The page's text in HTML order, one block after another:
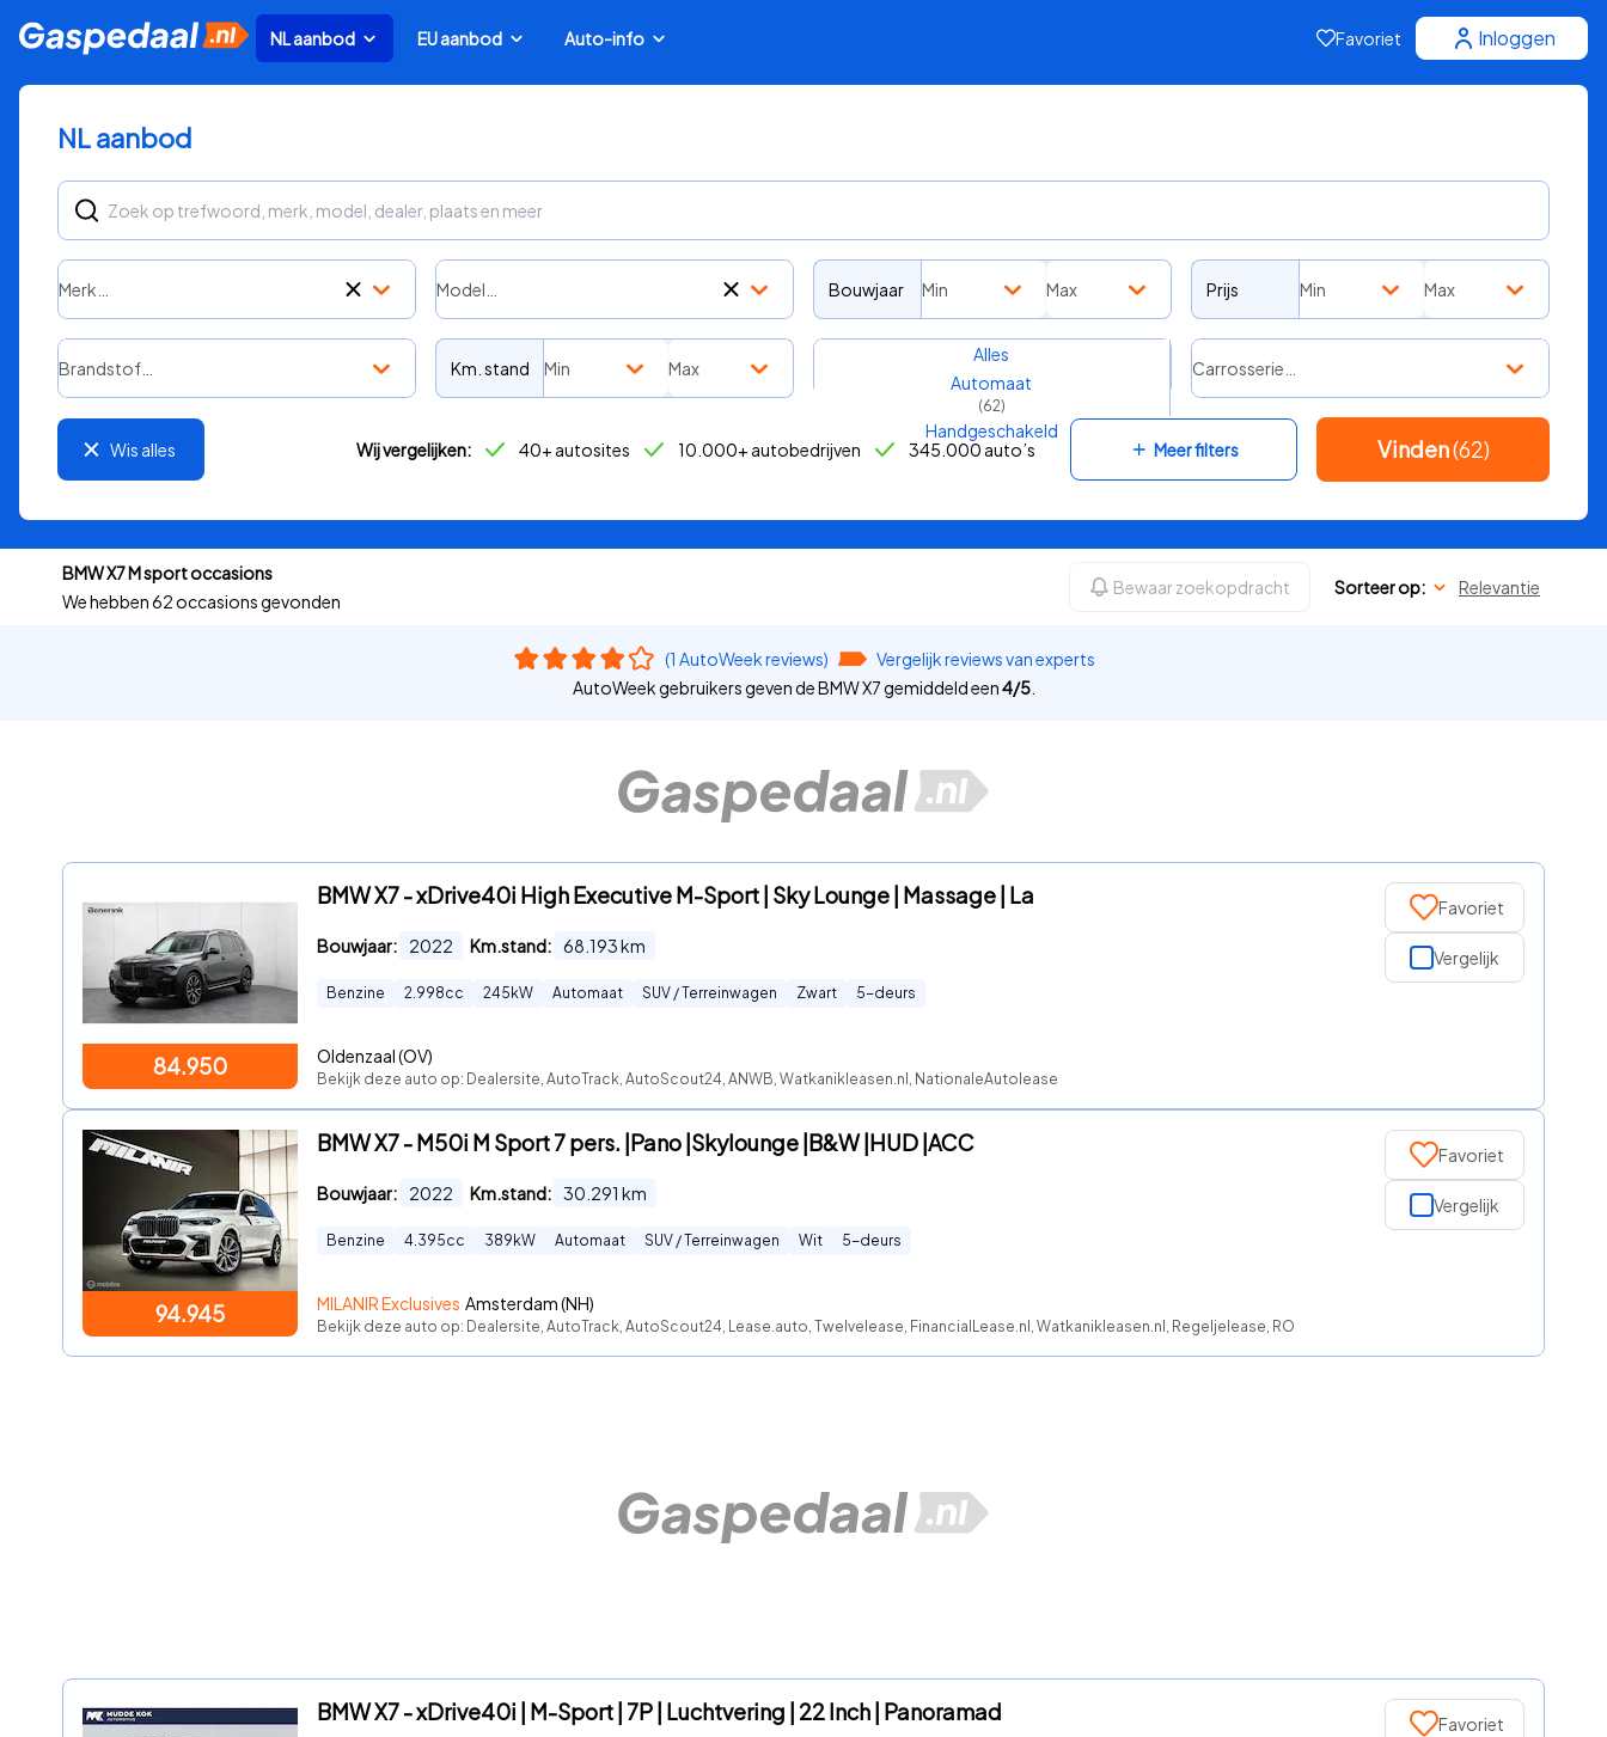
NL aanbod EU aanbod Auto-info Favoriet Inloggen
NL aanbod
Merk… Model… Bouwjaar Min Max Prijs Min Max
Brandstof… Km. stand Min Max
Transmissie
Alles
Automaat
(62)
Handgeschakeld
Carrosserie…
Meer filters
Wis alles Vinden(62)
Wij vergelijken: 40+ autosites 10.000+ autobedrijven 345.000 auto’s
BMW X7 M sport occasions
We hebben62 occasions gevonden
Bewaar zoekopdracht Sorteer op: Relevantie
(1 AutoWeek reviews)
Vergelijk reviews van experts
AutoWeek gebruikers geven de BMW X7 gemiddeld een4/5.
84.950
BMW X7 - xDrive40i High Executive M-Sport | Sky Lounge | Massage | La
Bouwjaar: 2022 Km.stand: 68.193km
Benzine 2.998cc 245 kW Automaat SUV / Terreinwagen Zwart 5-deurs
Oldenzaal (OV)
Bekijk deze auto op: Dealersite, AutoTrack, AutoScout24, ANWB, Watkanikleasen.nl, NationaleAutolease
Favoriet
Vergelijk
94.945
BMW X7 - M50i M Sport 7 pers. |Pano |Skylounge |B&W |HUD |ACC
Bouwjaar: 2022 Km.stand: 30.291 km
Benzine 4.395cc 389 kW Automaat SUV / Terreinwagen Wit 5-deurs
MILANIR Exclusives Amsterdam (NH)
Bekijk deze auto op: Dealersite, AutoTrack, AutoScout24, Lease.auto, Twelvelease, FinancialLease.nl, Watkanikleasen.nl, Regeljelease, ROS finance
Favoriet
Vergelijk
BMW X7 - xDrive40i | M-Sport | 7P | Luchtvering | 22 Inch | Panoramad Favoriet